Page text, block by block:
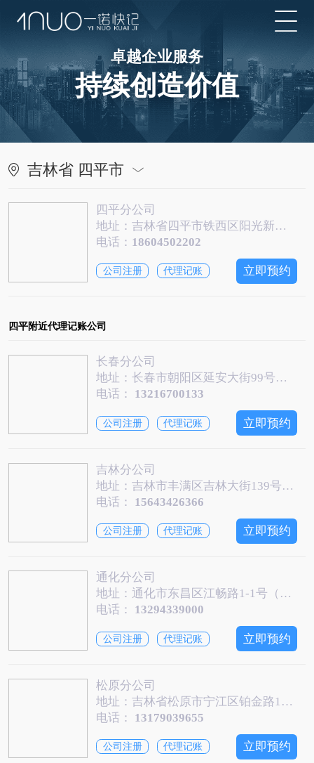
卓越企业服务
持续创造价值
吉林省 四平市
四平分公司
地址：吉林省四平市铁西区阳光新城南门东行50米
电话： 18604502202
公司注册 代理记账 立即预约
四平附近代理记账公司
长春分公司
地址：长春市朝阳区延安大街99号富苑盛世城盛世城A区7032号房
电话： 13216700133
公司注册 代理记账 立即预约
吉林分公司
地址：吉林市丰满区吉林大街139号中海大厦2403
电话： 15643426366
公司注册 代理记账 立即预约
通化分公司
地址：通化市东昌区江畅路1-1号（江南红星美凯龙综合楼3层320号）
电话： 13294339000
公司注册 代理记账 立即预约
松原分公司
地址：吉林省松原市宁江区铂金路176号
电话： 13179039655
公司注册 代理记账 立即预约